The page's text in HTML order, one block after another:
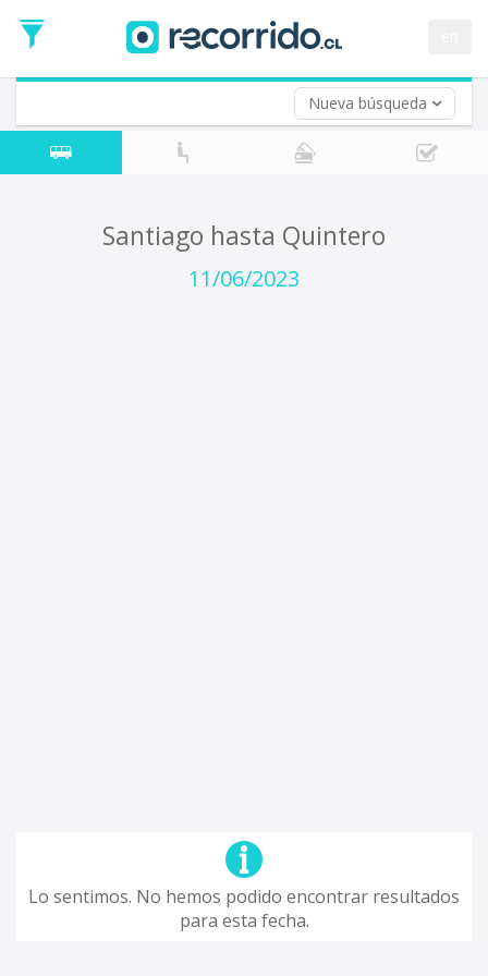
Nueva búsqueda
de
Ida
Vuelta (opcional)
Fecha
de
Santiago hasta Quintero
11/06/2023
Lo sentimos. No hemos podido encontrar resultados
para esta fecha.